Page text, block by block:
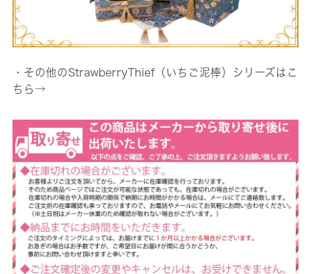
・その他のStrawberryThief（いちご泥棒）シリーズはこ
ちら→